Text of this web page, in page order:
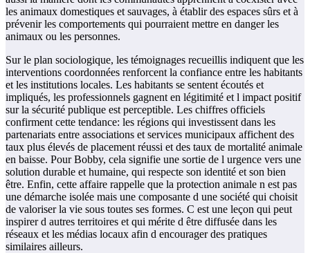
les animaux domestiques et sauvages, à établir des espaces sûrs et à
prévenir les comportements qui pourraient mettre en danger les
animaux ou les personnes.
Sur le plan sociologique, les témoignages recueillis indiquent que les
interventions coordonnées renforcent la confiance entre les habitants
et les institutions locales. Les habitants se sentent écoutés et
impliqués, les professionnels gagnent en légitimité et l impact positif
sur la sécurité publique est perceptible. Les chiffres officiels
confirment cette tendance: les régions qui investissent dans les
partenariats entre associations et services municipaux affichent des
taux plus élevés de placement réussi et des taux de mortalité animale
en baisse. Pour Bobby, cela signifie une sortie de l urgence vers une
solution durable et humaine, qui respecte son identité et son bien
être. Enfin, cette affaire rappelle que la protection animale n est pas
une démarche isolée mais une composante d une société qui choisit
de valoriser la vie sous toutes ses formes. C est une leçon qui peut
inspirer d autres territoires et qui mérite d être diffusée dans les
réseaux et les médias locaux afin d encourager des pratiques
similaires ailleurs.